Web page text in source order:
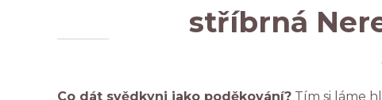
stříbrná
Co dát svědkyni jako poděkování? Tím si láme